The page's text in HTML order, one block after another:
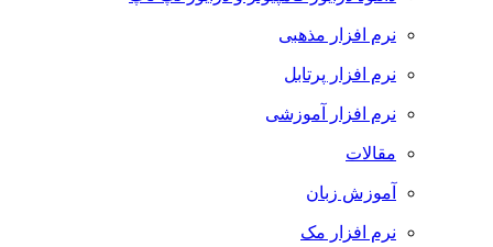
نرم افزار مذهبی
نرم افزار پرتابل
نرم افزار آموزشی
مقالات
آموزش زبان
نرم افزار مک